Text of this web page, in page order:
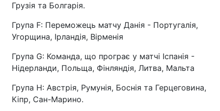
Грузія та Болгарія.
Група F: Переможець матчу Данія - Португалія,
Угорщина, Ірландія, Вірменія
Група G: Команда, що програє у матчі Іспанія -
Нідерланди, Польща, Фінляндія, Литва, Мальта
Група H: Австрія, Румунія, Боснія та Герцеговина,
Кіпр, Сан-Марино.